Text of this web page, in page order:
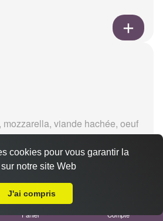
mozzarella, viande hachée, oeuf
Panier Compte
cookies pour vous garantir la
notre site Web
J'ai compris